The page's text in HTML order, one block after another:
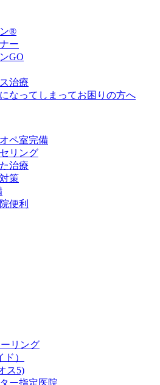
®
ー
GO
治療
なってしまってお困りの方へ
ペ室完備
リング
治療
策
便利
リング
）
ス5)
ー指定医院